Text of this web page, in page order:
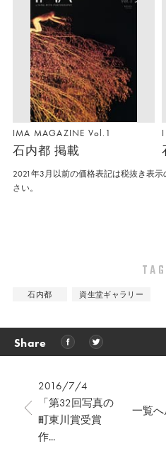
IMA MAGAZINE Vol.1
石内都 掲載
2021年3月以前の価格表記は税抜き表
さい。
石内都 資生堂ギャラリー
Share
2016/7/4
「第32回写真の
町東川賞受賞
作...
一覧へ